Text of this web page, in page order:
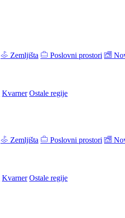
Zemljišta Poslovni prostori
Kvarner Ostale regije
Zemljišta Poslovni prostori
Kvarner Ostale regije